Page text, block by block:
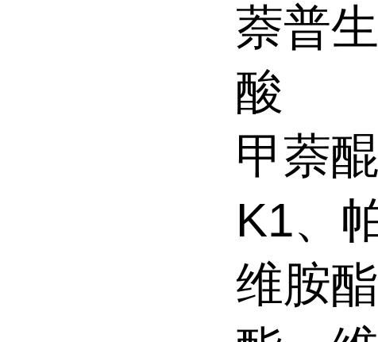
萘普
酸
甲萘
K1、
维胺